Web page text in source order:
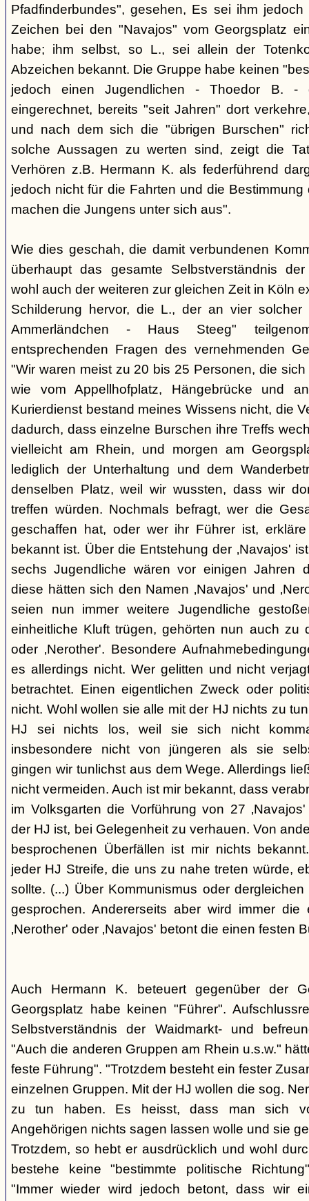
Pfadfinderbundes", gesehen, Es sei ihm
Zeichen bei den "Navajos" vom Georgsplatz
habe; ihm selbst, so L., sei allein der
Abzeichen bekannt. Die Gruppe habe keinen
jedoch einen Jugendlichen - Thoedor B. -
eingerechnet, bereits "seit Jahren" dort
und nach dem sich die "übrigen Burschen"
solche Aussagen zu werten sind, zeigt die
Verhören z.B. Hermann K. als federführend
jedoch nicht für die Fahrten und die
machen die Jungens unter sich aus".
Wie dies geschah, die damit verbundenen
überhaupt das gesamte Selbstverständnis
wohl auch der weiteren zur gleichen Zeit in Köln
Schilderung hervor, die L., der an vier
Ammerländchen - Haus Steeg"
entsprechenden Fragen des vernehmenden
"Wir waren meist zu 20 bis 25 Personen, die
wie vom Appellhofplatz, Hängebrücke und
Kurierdienst bestand meines Wissens nicht, die
dadurch, dass einzelne Burschen ihre Treffs
vielleicht am Rhein, und morgen am
lediglich der Unterhaltung und dem
denselben Platz, weil wir wussten, dass wir
treffen würden. Nochmals befragt, wer die
geschaffen hat, oder wer ihr Führer ist,
bekannt ist. Über die Entstehung der ‚Navajos'
sechs Jugendliche wären vor einigen Jahren
diese hätten sich den Namen ‚Navajos' und
seien nun immer weitere Jugendliche
einheitliche Kluft trügen, gehörten nun auch zu
oder ‚Nerother'. Besondere
es allerdings nicht. Wer gelitten und nicht
betrachtet. Einen eigentlichen Zweck oder
nicht. Wohl wollen sie alle mit der HJ nichts zu
HJ sei nichts los, weil sie sich nicht
insbesondere nicht von jüngeren als sie
gingen wir tunlichst aus dem Wege. Allerdings
nicht vermeiden. Auch ist mir bekannt, dass
im Volksgarten die Vorführung von 27
der HJ ist, bei Gelegenheit zu verhauen. Von
besprochenen Überfällen ist mir nichts
jeder HJ Streife, die uns zu nahe treten würde,
sollte. (...) Über Kommunismus oder
gesprochen. Andererseits aber wird immer die
‚Nerother' oder ‚Navajos' betont die einen festen
Auch Hermann K. beteuert gegenüber der
Georgsplatz habe keinen "Führer".
Selbstverständnis der Waidmarkt- und
"Auch die anderen Gruppen am Rhein u.s.w."
feste Führung". "Trotzdem besteht ein fester
einzelnen Gruppen. Mit der HJ wollen die sog.
zu tun haben. Es heisst, dass man sich
Angehörigen nichts sagen lassen wolle und sie
Trotzdem, so hebt er ausdrücklich und wohl
bestehe keine "bestimmte politische
"Immer wieder wird jedoch betont, dass wir